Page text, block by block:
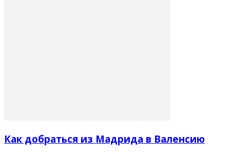
Как добраться из Мадрида в Валенсию